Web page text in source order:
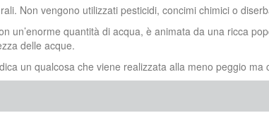
Non vengono utilizzati pesticidi, concimi chimici o
un’enorme quantità di acqua, è animata da una ricca
delle acque.
un qualcosa che viene realizzata alla meno peggio